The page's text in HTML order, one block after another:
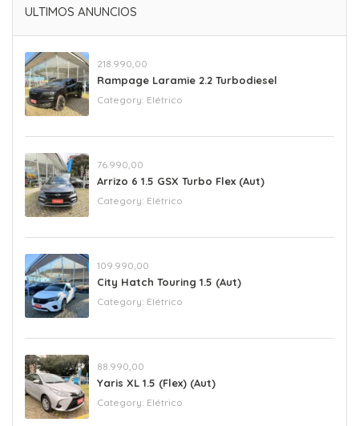
ULTIMOS ANUNCIOS
218.990,00
Rampage Laramie 2.2 Turbodiesel
Category: Elétrico
76.990,00
Arrizo 6 1.5 GSX Turbo Flex (Aut)
Category: Elétrico
109.990,00
City Hatch Touring 1.5 (Aut)
Category: Elétrico
88.990,00
Yaris XL 1.5 (Flex) (Aut)
Category: Elétrico